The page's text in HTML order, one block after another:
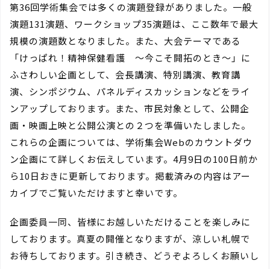
第36回学術集会では多くの演題登録がありました。一般
演題131演題、ワークショップ35演題は、ここ数年で最大
規模の演題数となりました。また、大会テーマである
「けっぱれ！精神保健看護 〜今こそ開拓のとき〜」に
ふさわしい企画として、会長講演、特別講演、教育講
演、シンポジウム、パネルディスカッションなどをライ
ンアップしております。また、市民対象として、公開企
画・映画上映と公開公演との２つを準備いたしました。
これらの企画については、学術集会Webのカウントダウ
ン企画にて詳しくお伝えしています。4月9日の100日前か
ら10日おきに更新しております。掲載済みの内容はアー
カイブでご覧いただけますと幸いです。
企画委員一同、皆様にお越しいただけることを楽しみに
しております。真夏の開催となりますが、涼しい札幌で
お待ちしております。引き続き、どうぞよろしくお願いし